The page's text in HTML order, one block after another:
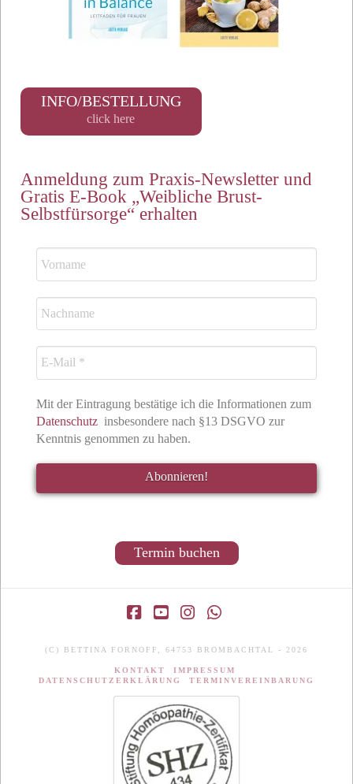
INFO/BESTELLUNG
click here
Anmeldung zum Praxis-Newsletter und
Gratis E-Book „Weibliche Brust-
Selbstfürsorge“ erhalten
Mit der Eintragung bestätige ich die Informationen zum
Datenschutz insbesondere nach §13 DSGVO zur
Kenntnis genommen zu haben.
Termin buchen
(C) BETTINA FORNOFF, 64753 BROMBACHTAL - 2026
KONTAKT
IMPRESSUM
DATENSCHUTZERKLÄRUNG
TERMINVEREINBARUNG